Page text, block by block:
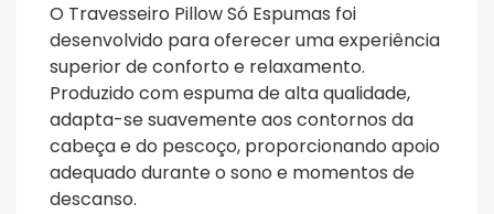
O Travesseiro Pillow Só Espumas foi
desenvolvido para oferecer uma experiência
superior de conforto e relaxamento.
Produzido com espuma de alta qualidade,
adapta-se suavemente aos contornos da
cabeça e do pescoço, proporcionando apoio
adequado durante o sono e momentos de
descanso.